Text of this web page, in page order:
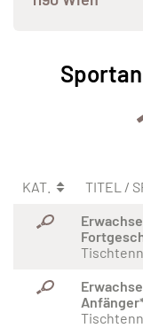
KAT. TITEL /